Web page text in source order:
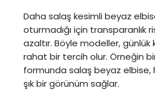
Daha salaş kesimli beyaz
oturmadığı için transparanlık
azaltır. Böyle modeller, günlük
rahat bir tercih olur. Örneğin
formunda salaş beyaz
şık bir görünüm sağlar.